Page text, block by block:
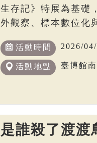
生存記》特展為基
外觀察、標本數位化
活動時間 2026/
活動地點 臺博館
是誰殺了渡渡